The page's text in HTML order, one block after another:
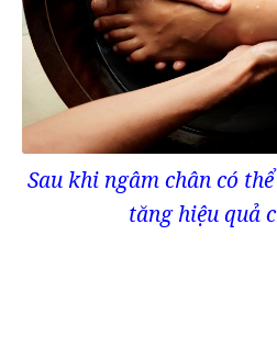
Sau khi ngâm chân có
tăng hiệu quả